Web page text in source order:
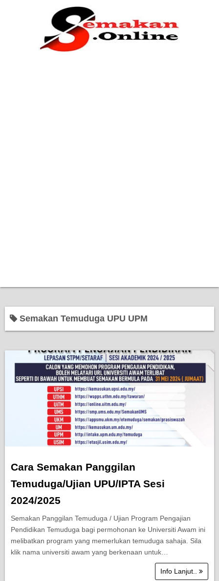
Semakan Temuduga UPU UPM
Cara Semakan Panggilan
Temuduga/Ujian UPU/IPTA Sesi
2024/2025
Semakan Panggilan Temuduga / Ujian Program Pengajian
Pendidikan Temuduga bagi permohonan ke Universiti Awam ini
melibatkan program yang memerlukan temuduga sahaja. Sila
klik nama universiti awam yang berkenaan untuk…
Info Lanjut..